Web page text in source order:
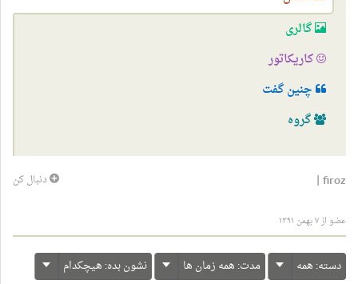
گالری
کاریکاتور
چنین گفت
گروه
دنبال کن firoz
|
عضو از ۷ بهمن ۱۳۹۱
دسته: همه مدت: همه زمان ها نشون بده: هیچکدام